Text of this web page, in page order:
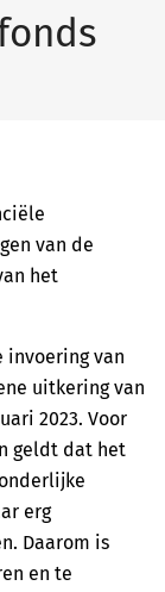
van de
het
invoering van
uitkering van
2023. Voor
geldt dat het
erg
Daarom is
en te